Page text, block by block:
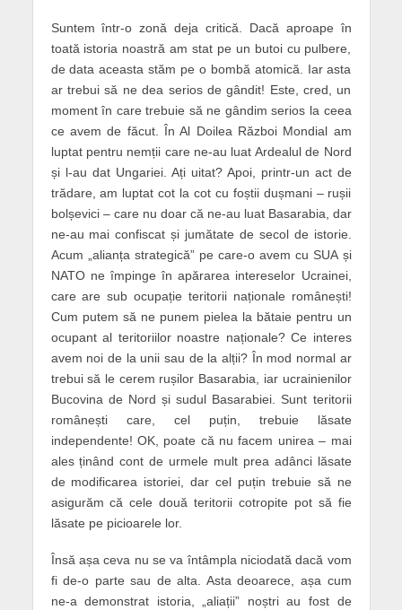
Suntem într-o zonă deja critică. Dacă aproape în
toată istoria noastră am stat pe un butoi cu pulbere,
de data aceasta stăm pe o bombă atomică. Iar asta
ar trebui să ne dea serios de gândit! Este, cred, un
moment în care trebuie să ne gândim serios la ceea
ce avem de făcut. În Al Doilea Război Mondial am
luptat pentru nemții care ne-au luat Ardealul de Nord
și l-au dat Ungariei. Ați uitat? Apoi, printr-un act de
trădare, am luptat cot la cot cu foștii dușmani – rușii
bolșevici – care nu doar că ne-au luat Basarabia, dar
ne-au mai confiscat și jumătate de secol de istorie.
Acum „alianța strategică” pe care-o avem cu SUA și
NATO ne împinge în apărarea intereselor Ucrainei,
care are sub ocupație teritorii naționale românești!
Cum putem să ne punem pielea la bătaie pentru un
ocupant al teritoriilor noastre naționale? Ce interes
avem noi de la unii sau de la alții? În mod normal ar
trebui să le cerem rușilor Basarabia, iar ucrainienilor
Bucovina de Nord și sudul Basarabiei. Sunt teritorii
românești care, cel puțin, trebuie lăsate
independente! OK, poate că nu facem unirea – mai
ales ținând cont de urmele mult prea adânci lăsate
de modificarea istoriei, dar cel puțin trebuie să ne
asigurăm că cele două teritorii cotropite pot să fie
lăsate pe picioarele lor.
Însă așa ceva nu se va întâmpla niciodată dacă vom
fi de-o parte sau de alta. Asta deoarece, așa cum
ne-a demonstrat istoria, „aliații” noștri au fost de